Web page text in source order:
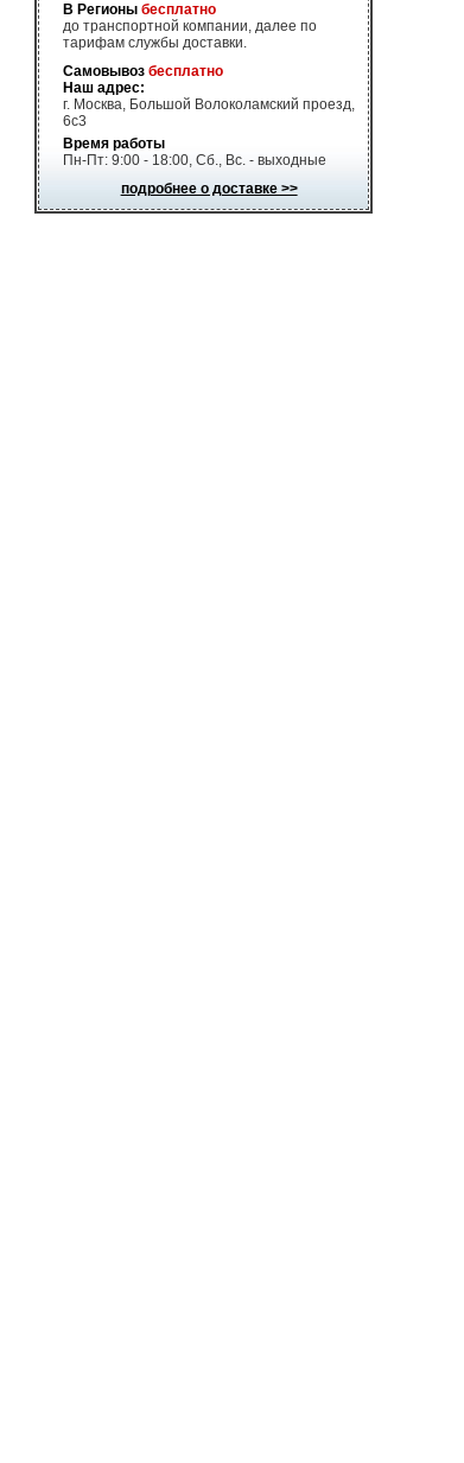
В Регионы бесплатно
до транспортной компании, далее по
тарифам службы доставки.
Самовывоз бесплатно
Наш адрес:
г. Москва, Большой Волоколамский проезд,
6с3
Время работы
Пн-Пт: 9:00 - 18:00, Сб., Вс. - выходные
подробнее о доставке >>